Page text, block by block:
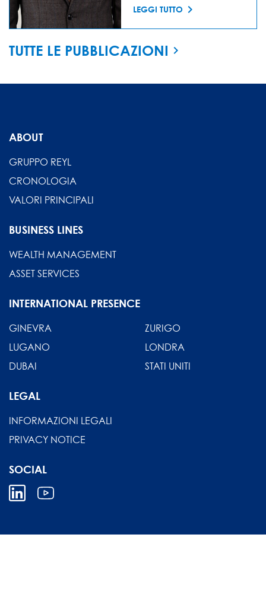
LEGGI TUTTO
TUTTE LE PUBBLICAZIONI
ABOUT
GRUPPO REYL
CRONOLOGIA
VALORI PRINCIPALI
BUSINESS LINES
WEALTH MANAGEMENT
ASSET SERVICES
INTERNATIONAL PRESENCE
GINEVRA
ZURIGO
LUGANO
LONDRA
DUBAI
STATI UNITI
LEGAL
INFORMAZIONI LEGALI
PRIVACY NOTICE
SOCIAL